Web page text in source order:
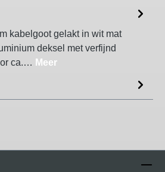
kabelgoot gelakt in wit mat
deksel met verfijnd
ca.… Meer